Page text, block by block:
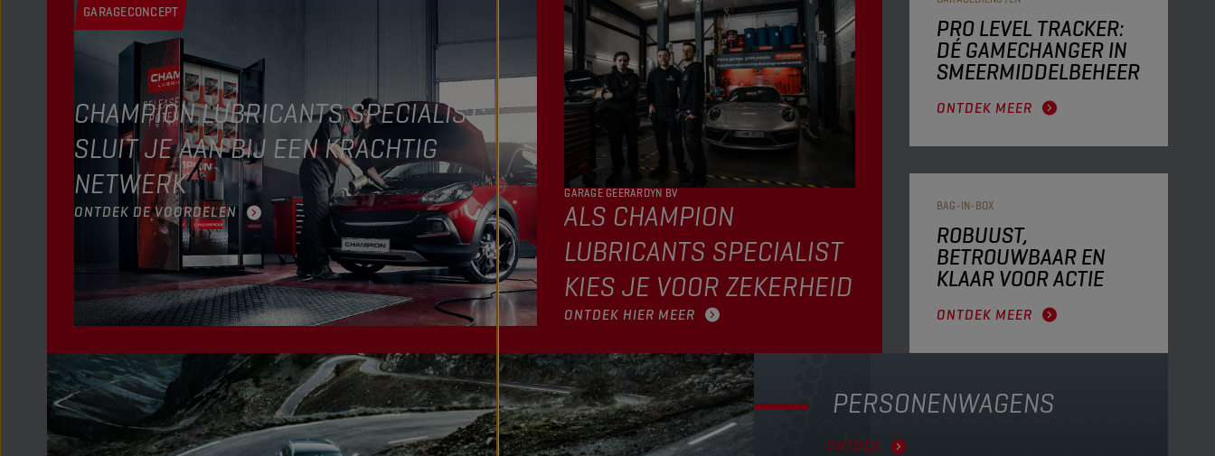
GARAGECONCEPT
CHAMPION LUBRICANTS SPECIALIST:
SLUIT JE AAN BIJ EEN KRACHTIG
NETWERK
ONTDEK DE VOORDELEN
GARAGE GEERARDYN BV
ALS CHAMPION
LUBRICANTS SPECIALIST
KIES JE VOOR ZEKERHEID
ONTDEK HIER MEER
PRO LEVEL TRACKER:
DÉ GAMECHANGER IN
SMEERMIDDELBEHEER
ONTDEK MEER
BAG-IN-BOX
ROBUUST,
BETROUWBAAR EN
KLAAR VOOR ACTIE
ONTDEK MEER
PERSONENWAGENS
ONTDEK